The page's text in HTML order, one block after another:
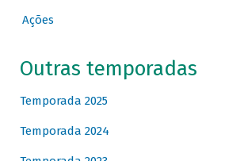
Ações
Outras temporadas
Temporada 2025
Temporada 2024